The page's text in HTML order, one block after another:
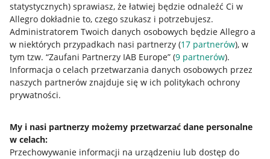
statystycznych) sprawiasz, że łatwiej będzie odnaleźć Ci w
Allegro dokładnie to, czego szukasz i potrzebujesz.
Administratorem Twoich danych osobowych będzie Allegro a
w niektórych przypadkach nasi partnerzy (17 partnerów), w
tym tzw. “Zaufani Partnerzy IAB Europe” (9 partnerów).
Informacja o celach przetwarzania danych osobowych przez
naszych partnerów znajduje się w ich politykach ochrony
prywatności.
My i nasi partnerzy możemy przetwarzać dane personalne
w celach:
Przechowywanie informacji na urządzeniu lub dostęp do
Przydatne informacje
Jak to działa
Allegro Gadane dla sprzedających